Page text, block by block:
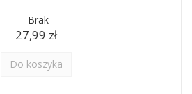
Brak
27,99 zł
Do koszyka